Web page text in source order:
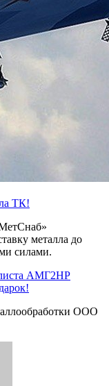
ТК!
металла до
силами.
АМГ2НР
ООО